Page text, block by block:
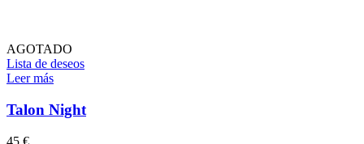
AGOTADO
Lista de deseos
Leer más
Talon Night
45 €